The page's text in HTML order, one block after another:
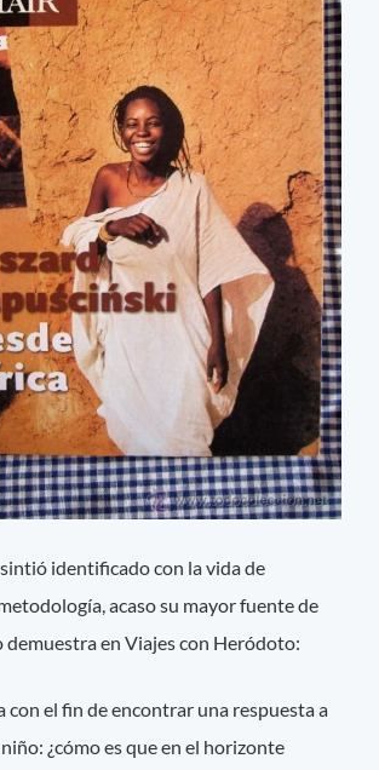
identificado con la vida de
acaso su mayor fuente de
demuestra en Viajes con Heródoto:
con el fin de encontrar una respuesta a
¿cómo es que en el horizonte